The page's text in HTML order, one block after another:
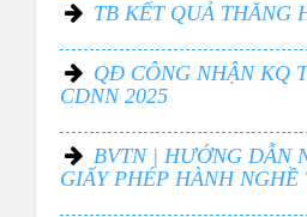
TB KẾT QUẢ THĂNG
QĐ CÔNG NHẬN KQ
CDNN 2025
BVTN | HƯỚNG DẪN
GIẤY PHÉP HÀNH NGHỀ